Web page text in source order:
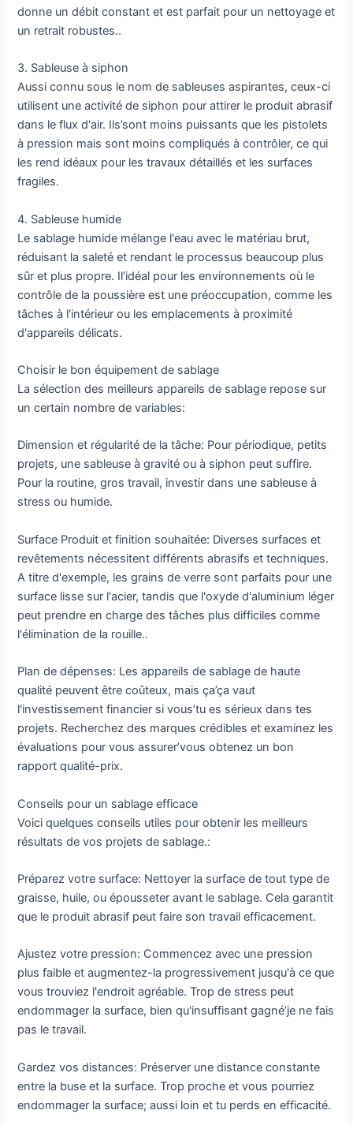
donne un débit constant et est parfait pour un nettoyage et
un retrait robustes..
3. Sableuse à siphon
Aussi connu sous le nom de sableuses aspirantes, ceux-ci
utilisent une activité de siphon pour attirer le produit abrasif
dans le flux d'air. Ils’sont moins puissants que les pistolets
à pression mais sont moins compliqués à contrôler, ce qui
les rend idéaux pour les travaux détaillés et les surfaces
fragiles.
4. Sableuse humide
Le sablage humide mélange l'eau avec le matériau brut,
réduisant la saleté et rendant le processus beaucoup plus
sûr et plus propre. Il’idéal pour les environnements où le
contrôle de la poussière est une préoccupation, comme les
tâches à l'intérieur ou les emplacements à proximité
d'appareils délicats.
Choisir le bon équipement de sablage
La sélection des meilleurs appareils de sablage repose sur
un certain nombre de variables:
Dimension et régularité de la tâche: Pour périodique, petits
projets, une sableuse à gravité ou à siphon peut suffire.
Pour la routine, gros travail, investir dans une sableuse à
stress ou humide.
Surface Produit et finition souhaitée: Diverses surfaces et
revêtements nécessitent différents abrasifs et techniques.
A titre d'exemple, les grains de verre sont parfaits pour une
surface lisse sur l'acier, tandis que l'oxyde d'aluminium léger
peut prendre en charge des tâches plus difficiles comme
l'élimination de la rouille..
Plan de dépenses: Les appareils de sablage de haute
qualité peuvent être coûteux, mais ça’ça vaut
l'investissement financier si vous’tu es sérieux dans tes
projets. Recherchez des marques crédibles et examinez les
évaluations pour vous assurer’vous obtenez un bon
rapport qualité-prix.
Conseils pour un sablage efficace
Voici quelques conseils utiles pour obtenir les meilleurs
résultats de vos projets de sablage.:
Préparez votre surface: Nettoyer la surface de tout type de
graisse, huile, ou épousseter avant le sablage. Cela garantit
que le produit abrasif peut faire son travail efficacement.
Ajustez votre pression: Commencez avec une pression
plus faible et augmentez-la progressivement jusqu'à ce que
vous trouviez l'endroit agréable. Trop de stress peut
endommager la surface, bien qu'insuffisant gagné’je ne fais
pas le travail.
Gardez vos distances: Préserver une distance constante
entre la buse et la surface. Trop proche et vous pourriez
endommager la surface; aussi loin et tu perds en efficacité.